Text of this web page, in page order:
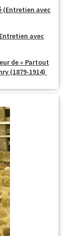
(Entretien avec
avec
de « Partout
(1879-1914)